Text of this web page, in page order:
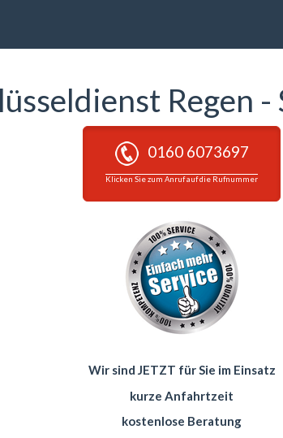
Regen -
0160 6073697
Klicken Sie zum Anruf auf die Rufnummer
Wir sind JETZT für Sie im Einsatz
kurze Anfahrtzeit
kostenlose Beratung